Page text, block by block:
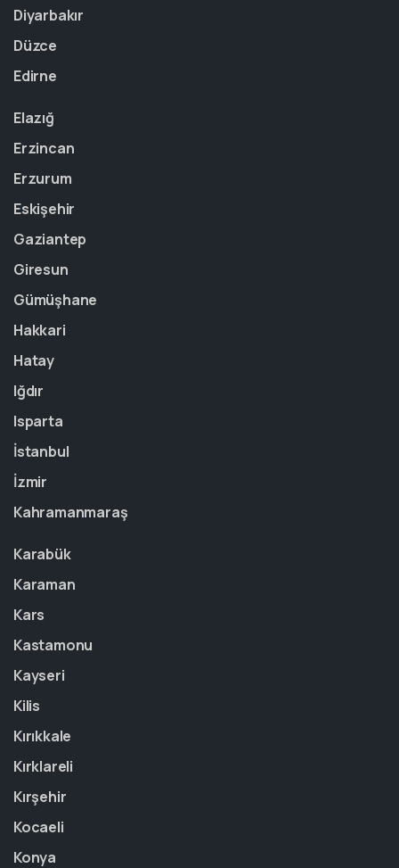
Diyarbakır
Düzce
Edirne
Elazığ
Erzincan
Erzurum
Eskişehir
Gaziantep
Giresun
Gümüşhane
Hakkari
Hatay
Iğdır
Isparta
İstanbul
İzmir
Kahramanmaraş
Karabük
Karaman
Kars
Kastamonu
Kayseri
Kilis
Kırıkkale
Kırklareli
Kırşehir
Kocaeli
Konya